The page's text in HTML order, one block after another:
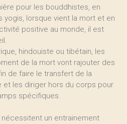
pour les bouddhistes, en
lorsque vient la mort et en
positive au monde, il est
hindouiste ou tibétain, les
de la mort vont rajouter des
de faire le transfert de la
et les diriger hors du corps pour
spécifiques.
un entrainement